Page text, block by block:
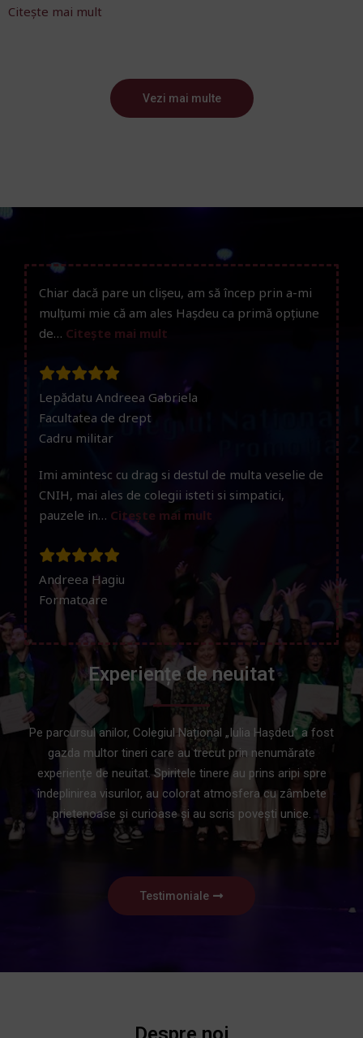
Citește mai mult
Vezi mai multe
Chiar dacă pare un clișeu, am să încep prin a-mi
mulțumi mie că am ales Hașdeu ca primă opțiune
de… Citește mai mult
Lepădatu Andreea Gabriela
Facultatea de drept
Cadru militar
Imi amintesc cu drag si destul de multa veselie de
CNIH, mai ales de colegii isteti si simpatici,
pauzele in… Citește mai mult
Andreea Hagiu
Formatoare
Experiențe de neuitat
Pe parcursul anilor, Colegiul Național „Iulia Hașdeu” a fost
gazda multor tineri care au trecut prin nenumărate
experiențe de neuitat. Spiritele tinere au prins aripi spre
îndeplinirea visurilor, au colorat atmosfera cu zâmbete
prietenoase și curioase și au scris povești unice.
Testimoniale